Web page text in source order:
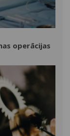
operācijas